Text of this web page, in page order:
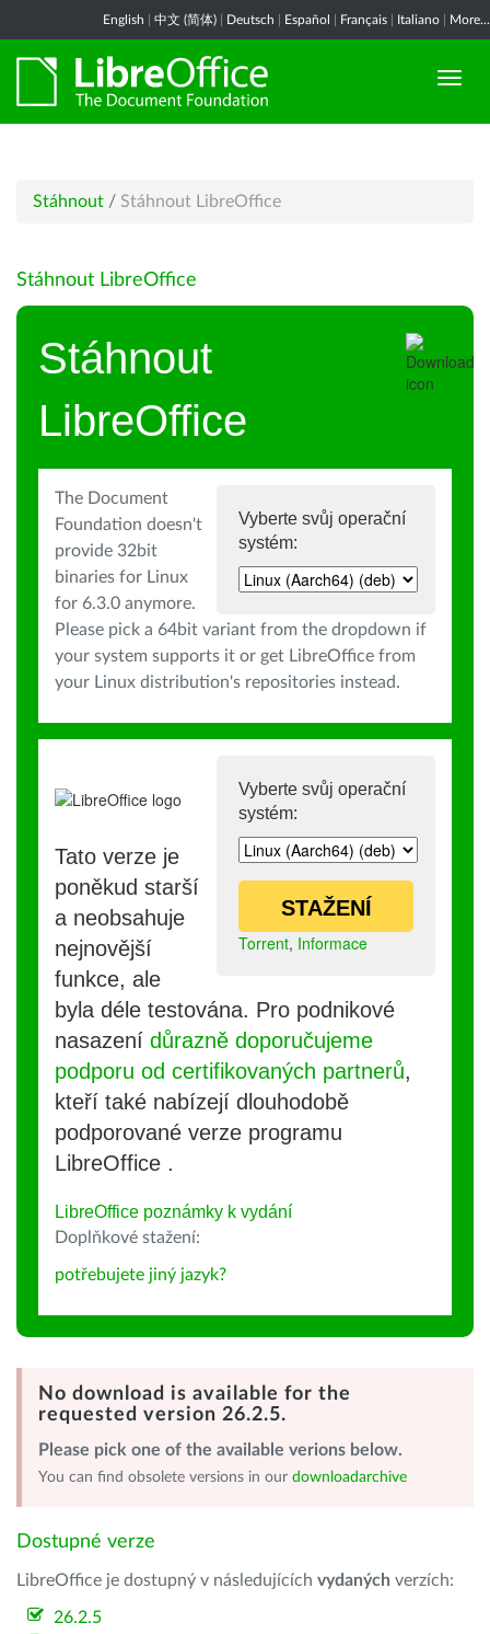
English 中文 (简体) Deutsch Español Français Italiano More...
Stáhnout / Stáhnout LibreOffice
Stáhnout LibreOffice
Stáhnout
LibreOffice
Vyberte svůj operační
systém:
The Document
Foundation doesn't
provide 32bit
binaries for Linux
for 6.3.0 anymore.
Please pick a 64bit variant from the dropdown if
your system supports it or get LibreOffice from
your Linux distribution's repositories instead.
Vyberte svůj operační
systém:
STAŽENÍ
Torrent, Informace
Tato verze je
poněkud starší
a neobsahuje
nejnovější
funkce, ale
byla déle testována. Pro podnikové
nasazení důrazně doporučujeme
podporu od certifikovaných partnerů,
kteří také nabízejí dlouhodobě
podporované verze programu
LibreOffice .
LibreOffice poznámky k vydání
Doplňkové stažení:
potřebujete jiný jazyk?
No download is available for the
requested version 26.2.5.
Please pick one of the available verions below.
You can find obsolete versions in our downloadarchive
Dostupné verze
LibreOffice je dostupný v následujících vydaných verzích:
26.2.5